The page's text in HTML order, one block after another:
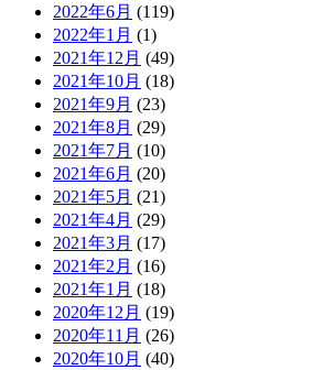
2022年6月 (119)
2022年1月 (1)
2021年12月 (49)
2021年10月 (18)
2021年9月 (23)
2021年8月 (29)
2021年7月 (10)
2021年6月 (20)
2021年5月 (21)
2021年4月 (29)
2021年3月 (17)
2021年2月 (16)
2021年1月 (18)
2020年12月 (19)
2020年11月 (26)
2020年10月 (40)